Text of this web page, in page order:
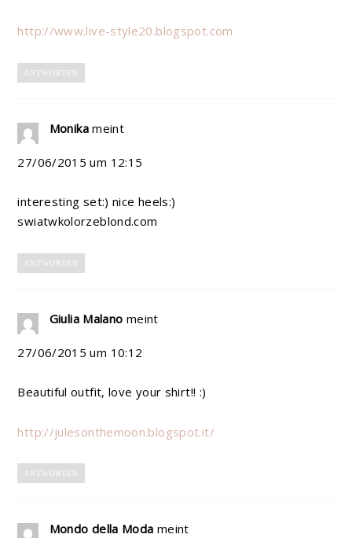
http://www.live-style20.blogspot.com
ANTWORTEN
Monika meint
27/06/2015 um 12:15
interesting set:) nice heels:)
swiatwkolorzeblond.com
ANTWORTEN
Giulia Malano meint
27/06/2015 um 10:12
Beautiful outfit, love your shirt!! :)
http://julesonthemoon.blogspot.it/
ANTWORTEN
Mondo della Moda meint